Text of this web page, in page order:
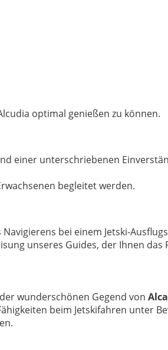
optimal genießen zu können.
einer unterschriebenen
begleitet werden.
bei einem Jetski-
unseres Guides, der Ihnen das
wunderschönen Gegend von
beim Jetskifahren unter